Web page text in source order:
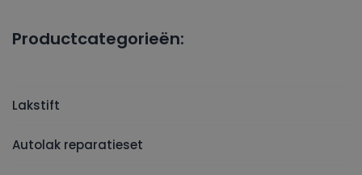
Productcategorieën:
Lakstift
Autolak reparatieset